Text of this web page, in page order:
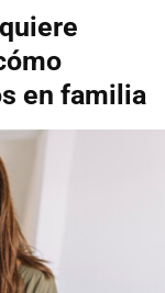
en familia